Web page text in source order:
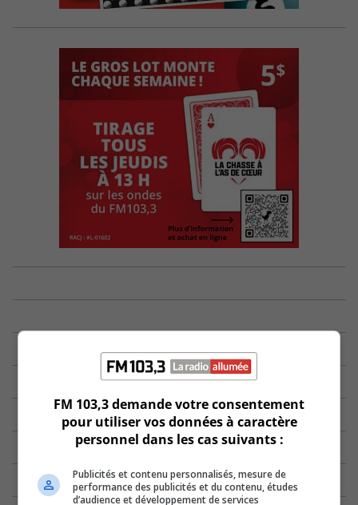
FM 103,3 demande votre consentement
pour utiliser vos données à caractère
personnel dans les cas suivants :
Publicités et contenu personnalisés, mesure de
performance des publicités et du contenu, études
d’audience et développement de services